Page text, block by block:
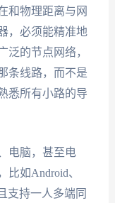
和物理距离与网
，必须能精准地
泛的节点网络，
条线路，而不是
悉所有小路的导
电脑，甚至电
如Android、
支持一人多端同